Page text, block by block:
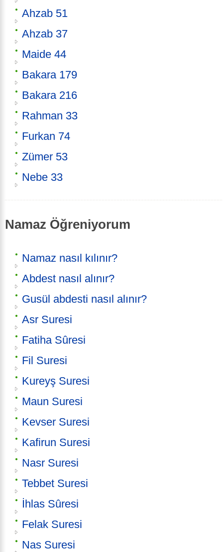
Ahzab 51
Ahzab 37
Maide 44
Bakara 179
Bakara 216
Rahman 33
Furkan 74
Zümer 53
Nebe 33
Namaz Öğreniyorum
Namaz nasıl kılınır?
Abdest nasıl alınır?
Gusül abdesti nasıl alınır?
Asr Suresi
Fatiha Sûresi
Fil Suresi
Kureyş Suresi
Maun Suresi
Kevser Suresi
Kafirun Suresi
Nasr Suresi
Tebbet Suresi
İhlas Sûresi
Felak Suresi
Nas Suresi